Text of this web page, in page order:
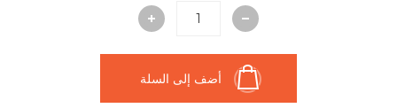
أضف إلى السلة